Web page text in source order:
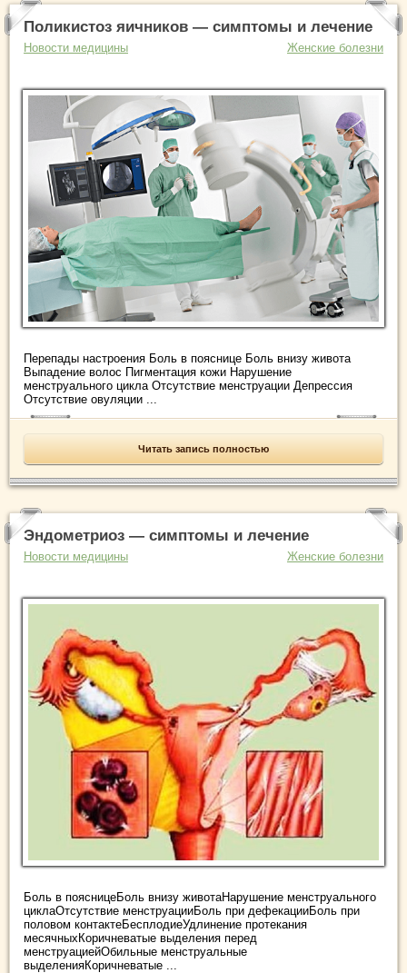
Поликистоз яичников — симптомы и лечение
Новости медицины Женские болезни
Перепады настроения Боль в пояснице Боль внизу живота
Выпадение волос Пигментация кожи Нарушение
менструального цикла Отсутствие менструации Депрессия
Отсутствие овуляции ...
Читать запись полностью
Эндометриоз — симптомы и лечение
Новости медицины Женские болезни
Боль в поясницеБоль внизу животаНарушение менструального
циклаОтсутствие менструацииБоль при дефекацииБоль при
половом контактеБесплодиеУдлинение протекания
месячныхКоричневатые выделения перед
менструациейОбильные менструальные
выделенияКоричневатые ...